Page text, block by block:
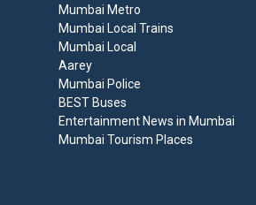
Mumbai Metro
Mumbai Local Trains
Mumbai Local
Aarey
Mumbai Police
BEST Buses
Entertainment News in Mumbai
Mumbai Tourism Places